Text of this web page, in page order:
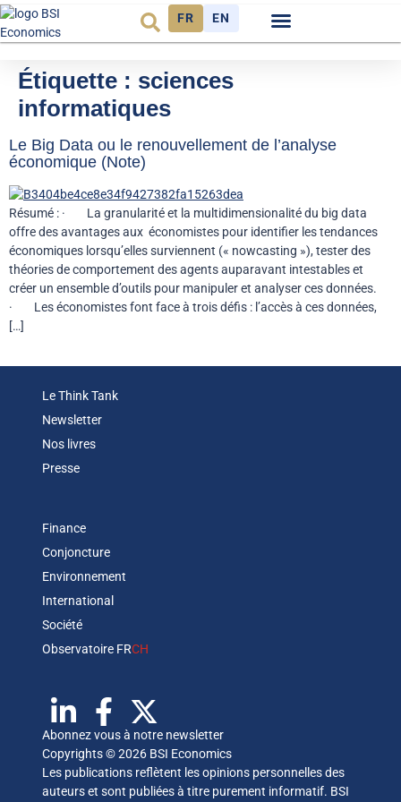
FR EN
Étiquette : sciences
informatiques
Le Big Data ou le renouvellement de l’analyse
économique (Note)
Résumé : · La granularité et la multidimensionalité du big data
offre des avantages aux économistes pour identifier les tendances
économiques lorsqu’elles surviennent (« nowcasting »), tester des
théories de comportement des agents auparavant intestables et
créer un ensemble d’outils pour manipuler et analyser ces données.
· Les économistes font face à trois défis : l’accès à ces données,
[…]
Le Think Tank
Newsletter
Nos livres
Presse
Finance
Conjoncture
Environnement
International
Société
Observatoire FRCH
Abonnez vous à notre newsletter
Copyrights © 2026 BSI Economics
Les publications reflètent les opinions personnelles des
auteurs et sont publiées à titre purement informatif. BSI